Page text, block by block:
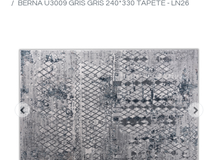
BERNA U3009 GRIS GRIS 240*330 TAPETE - LN26